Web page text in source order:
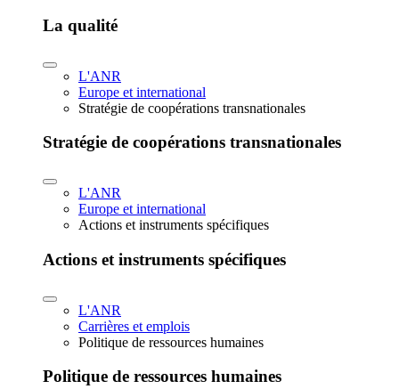
La qualité
L'ANR
Europe et international
Stratégie de coopérations transnationales
Stratégie de coopérations transnationales
L'ANR
Europe et international
Actions et instruments spécifiques
Actions et instruments spécifiques
L'ANR
Carrières et emplois
Politique de ressources humaines
Politique de ressources humaines